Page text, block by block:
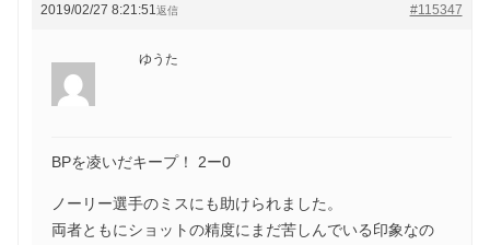
2019/02/27 8:21:51 #115347
返信
ゆうた
BPを凌いだキープ！ 2ー0
ノーリー選手のミスにも助けられました。
両者ともにショットの精度にまだ苦しんでいる印象なの